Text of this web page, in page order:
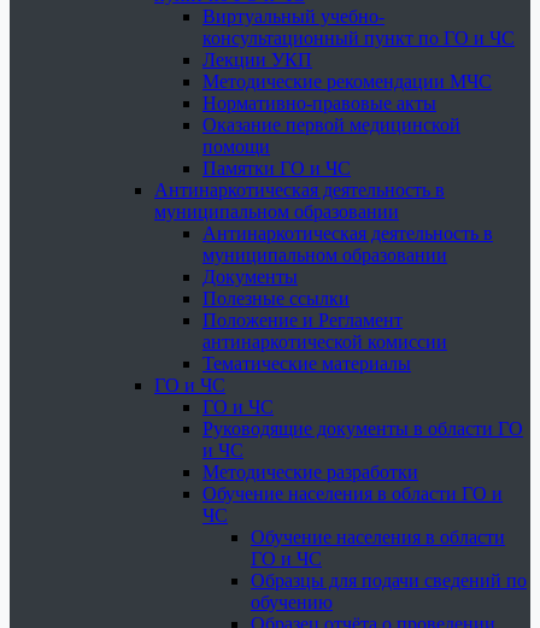
Виртуальный учебно-
консультационный пункт по ГО и ЧС
Лекции УКП
Методические рекомендации МЧС
Нормативно-правовые акты
Оказание первой медицинской
помощи
Памятки ГО и ЧС
Антинаркотическая деятельность в
муниципальном образовании
Антинаркотическая деятельность в
муниципальном образовании
Документы
Полезные ссылки
Положение и Регламент
антинаркотической комиссии
Тематические материалы
ГО и ЧС
ГО и ЧС
Руководящие документы в области ГО
и ЧС
Методические разработки
Обучение населения в области ГО и
ЧС
Обучение населения в области
ГО и ЧС
Образцы для подачи сведений по
обучению
Образец отчёта о проведении